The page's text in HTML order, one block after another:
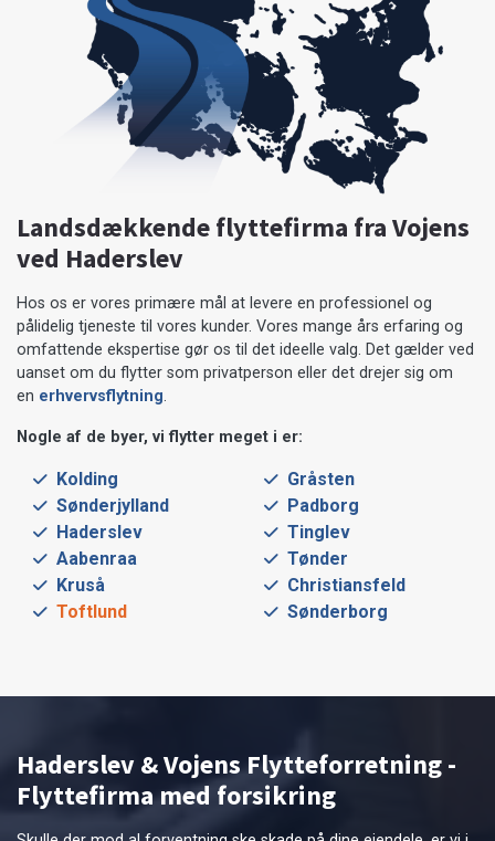
Landsdækkende flyttefirma fra Vojens
ved Haderslev
Hos os er vores primære mål at levere en professionel og
pålidelig tjeneste til vores kunder. Vores mange års erfaring og
omfattende ekspertise gør os til det ideelle valg. Det gælder ved
uanset om du flytter som privatperson eller det drejer sig om
en erhvervsflytning.
Nogle af de byer, vi flytter meget i er:
Kolding
Sønderjylland
Haderslev
Aabenraa
Kruså
Toftlund
Gråsten
Padborg
Tinglev
Tønder
Christiansfeld
Sønderborg
Haderslev & Vojens Flytteforretning -
Flyttefirma med forsikring